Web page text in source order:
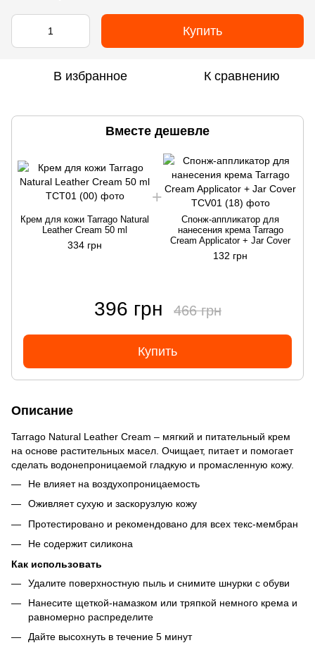
Купить
В избранное К сравнению
Вместе дешевле
Крем для кожи Tarrago Natural
Leather Cream 50 ml
334 грн
Спонж-аппликатор для
нанесения крема Tarrago
Cream Applicator + Jar Cover
132 грн
396 грн 466 грн
Купить
Описание
Tarrago Natural Leather Cream – мягкий и питательный крем
на основе растительных масел. Очищает, питает и помогает
сделать водонепроницаемой гладкую и промасленную кожу.
Не влияет на воздухопроницаемость
Оживляет сухую и заскорузлую кожу
Протестировано и рекомендовано для всех текс-мембран
Не содержит силикона
Как использовать
Удалите поверхностную пыль и снимите шнурки с обуви
Нанесите щеткой-намазком или тряпкой немного крема и
равномерно распределите
Дайте высохнуть в течение 5 минут